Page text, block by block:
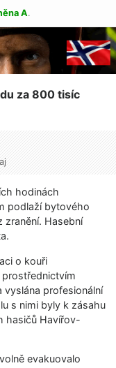
A.
za 800 tisíc
hodinách
podlaží bytového
zranění. Hasební
o kouři
vyslána profesionální
s nimi byly k zásahu
hasičů Havířov-
evakuovalo